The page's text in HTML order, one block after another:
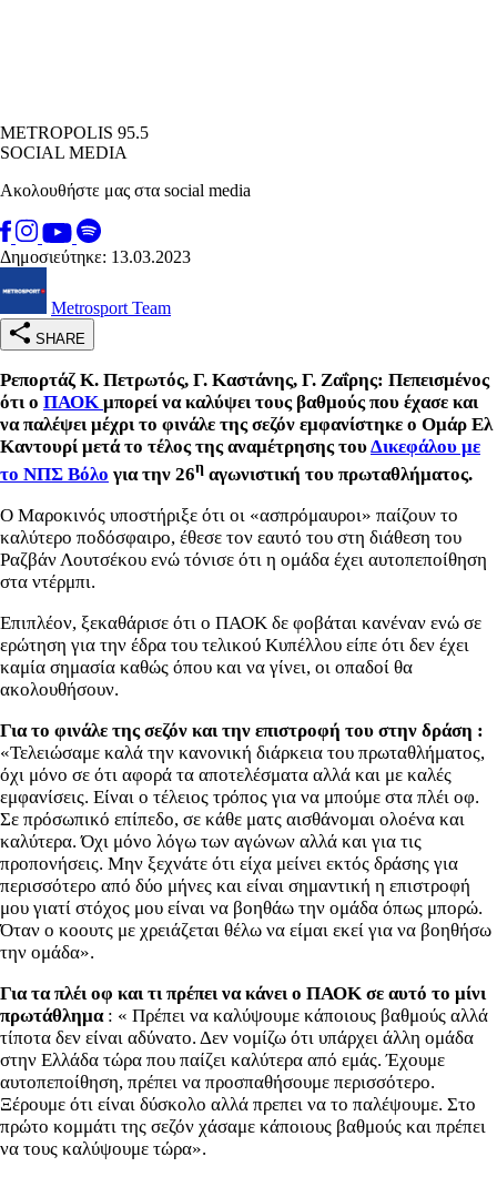
METROPOLIS 95.5
SOCIAL MEDIA
Ακολουθήστε μας στα social media
Δημοσιεύτηκε: 13.03.2023
Metrosport Team
SHARE
Ρεπορτάζ Κ. Πετρωτός, Γ. Καστάνης, Γ. Ζαΐρης: Πεπεισμένος
ότι ο ΠΑΟΚ μπορεί να καλύψει τους βαθμούς που έχασε και
να παλέψει μέχρι το φινάλε της σεζόν εμφανίστηκε ο Ομάρ Ελ
Καντουρί μετά το τέλος της αναμέτρησης τουΔικεφάλου με
το ΝΠΣ Βόλο για την 26η αγωνιστική του πρωταθλήματος.
Ο Μαροκινός υποστήριξε ότι οι «ασπρόμαυροι» παίζουν το
καλύτερο ποδόσφαιρο, έθεσε τον εαυτό του στη διάθεση του
Ραζβάν Λουτσέκου ενώ τόνισε ότι η ομάδα έχει αυτοπεποίθηση
στα ντέρμπι.
Επιπλέον, ξεκαθάρισε ότι ο ΠΑΟΚ δε φοβάται κανέναν ενώ σε
ερώτηση για την έδρα του τελικού Κυπέλλου είπε ότι δεν έχει
καμία σημασία καθώς όπου και να γίνει, οι οπαδοί θα
ακολουθήσουν.
Για το φινάλε της σεζόν και την επιστροφή του στην δράση :
«Τελειώσαμε καλά την κανονική διάρκεια του πρωταθλήματος,
όχι μόνο σε ότι αφορά τα αποτελέσματα αλλά και με καλές
εμφανίσεις. Είναι ο τέλειος τρόπος για να μπούμε στα πλέι οφ.
Σε πρόσωπικό επίπεδο, σε κάθε ματς αισθάνομαι ολοένα και
καλύτερα. Όχι μόνο λόγω των αγώνων αλλά και για τις
προπονήσεις. Μην ξεχνάτε ότι είχα μείνει εκτός δράσης για
περισσότερο από δύο μήνες και είναι σημαντική η επιστροφή
μου γιατί στόχος μου είναι να βοηθάω την ομάδα όπως μπορώ.
Όταν ο κοουτς με χρειάζεται θέλω να είμαι εκεί για να βοηθήσω
την ομάδα».
Για τα πλέι οφ και τι πρέπει να κάνει ο ΠΑΟΚ σε αυτό το μίνι
πρωτάθλημα: « Πρέπει να καλύψουμε κάποιους βαθμούς αλλά
τίποτα δεν είναι αδύνατο. Δεν νομίζω ότι υπάρχει άλλη ομάδα
στην Ελλάδα τώρα που παίζει καλύτερα από εμάς. Έχουμε
αυτοπεποίθηση, πρέπει να προσπαθήσουμε περισσότερο.
Ξέρουμε ότι είναι δύσκολο αλλά πρεπει να το παλέψουμε. Στο
πρώτο κομμάτι της σεζόν χάσαμε κάποιους βαθμούς και πρέπει
να τους καλύψουμε τώρα».